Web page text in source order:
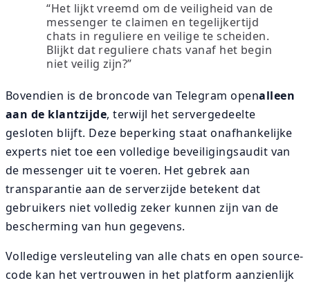
“Het lijkt vreemd om de veiligheid van de
messenger te claimen en tegelijkertijd
chats in reguliere en veilige te scheiden.
Blijkt dat reguliere chats vanaf het begin
niet veilig zijn?”
Bovendien is de broncode van Telegram openalleen
aan de klantzijde, terwijl het servergedeelte
gesloten blijft. Deze beperking staat onafhankelijke
experts niet toe een volledige beveiligingsaudit van
de messenger uit te voeren. Het gebrek aan
transparantie aan de serverzijde betekent dat
gebruikers niet volledig zeker kunnen zijn van de
bescherming van hun gegevens.
Volledige versleuteling van alle chats en open source-
code kan het vertrouwen in het platform aanzienlijk